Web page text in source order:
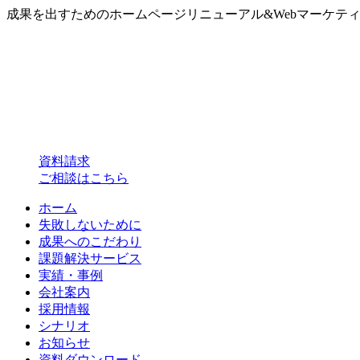
成果を出すためのホームページリニューアル&Webマーケテ
資料請求
ご相談はこちら
ホーム
失敗しないために
成果へのこだわり
課題解決サービス
実績・事例
会社案内
採用情報
シナリオ
お知らせ